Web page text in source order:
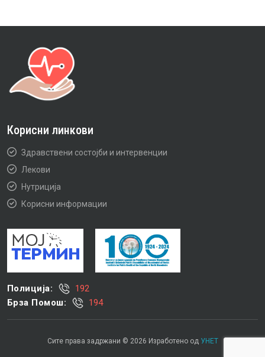
Корисни линкови
Здравствени состојби и интервенции
Лекови
Нутриција
Корисни информации
Полиција:
192
Брза Помош:
194
Сите права задржани © 2026 Изработено од УНЕТ